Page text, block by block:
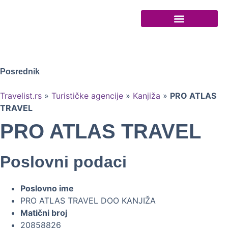
Posrednik
Travelist.rs » Turističke agencije » Kanjiža » PRO ATLAS
TRAVEL
PRO ATLAS TRAVEL
Poslovni podaci
Poslovno ime
PRO ATLAS TRAVEL DOO KANJIŽA
Matični broj
20858826